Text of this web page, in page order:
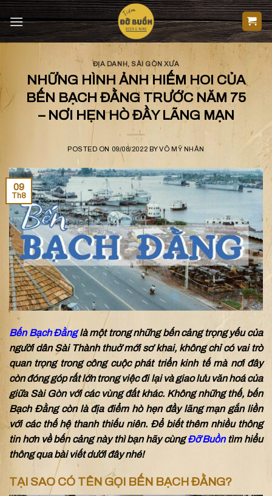
Skip
to
content
ĐỊA DANH, SÀI GÒN XƯA
NHỮNG HÌNH ẢNH HIẾM HOI CỦA
BẾN BẠCH ĐẰNG TRƯỚC NĂM 75
– NƠI HẸN HÒ ĐẦY LÃNG MẠN
POSTED ON 09/08/2022 BYVÕ MỸ NHÂN
09
Th8
Bến Bạch Đằnglà một trong những bến cảng trọng yếu của
người dân Sài Thành thuở mới sơ khai, không chỉ có vai trò
quan trọng trong công cuộc phát triển kinh tế mà nơi đây
còn đóng góp rất lớn trong việc đi lại và giao lưu văn hoá của
giữa Sài Gòn với các vùng đất khác. Không những thế, bến
Bạch Đằng còn là địa điểm hò hẹn đầy lãng mạn gắn liền
với các thế hệ thanh thiếu niên. Để biết thêm nhiều thông
tin hơn về bến cảng này thì bạn hãy cùngĐỡ Buồntìm hiểu
thông qua bài viết dưới đây nhé!
TẠI SAO CÓ TÊN GỌI BẾN BẠCH ĐẰNG?